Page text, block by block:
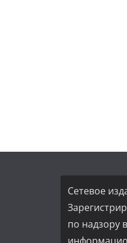
Сетевое
по надзору